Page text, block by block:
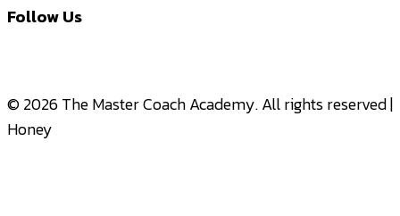
Follow Us
© 2026 The Master Coach Academy. All rights reserved |
Honey